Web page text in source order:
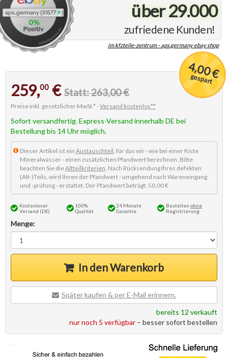
über 29.000
zufriedene Kunden!
im kfzteile-zentrum - aps.germany ebay shop
4,00 €
gespart
259,00 € Statt: 263,00 €
Preise inkl. gesetzlicher MwSt.* -Versand kostenlos**
Sofort versandfertig. Express-Versand innerhalb DE bei
Bestellung bis 14 Uhr möglich.
Dieser Artikel ist ein Austauschteil , für das wir - wie bei einer Kiste
Mineralwasser - einen zusätzlichen Pfandwert berechnen. Bitte
beachten Sie dieAltteilkriterien . Nach Rücksendung Ihres defekten
(Alt-)Teils, wird Ihnen der Pfandwert - umgehend nach Wareneingang
und -prüfung - erstattet. Der Pfandwert beträgt: 50,00 €
Kostenloser
Versand (DE)
100%
Qualität
24 Monate
Garantie
Bestellen ohne
Registrierung
Menge:
In den Warenkorb
Später kaufen & per E-Mail erinnern.
bereits 12 verkauft
nur noch 5 verfügbar – besser sofort bestellen